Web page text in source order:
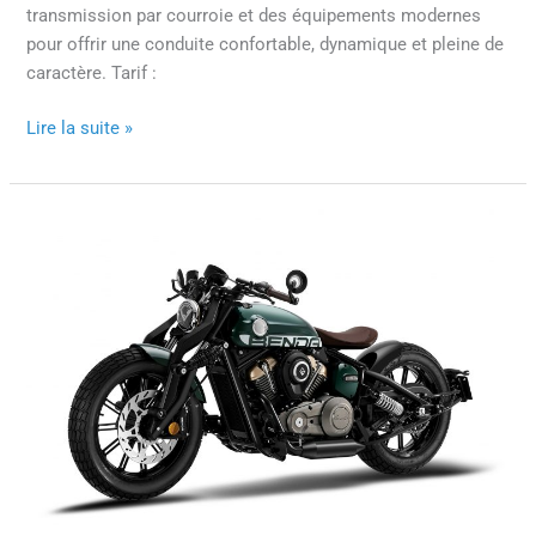
transmission par courroie et des équipements modernes
pour offrir une conduite confortable, dynamique et pleine de
caractère. Tarif :
Lire la suite »